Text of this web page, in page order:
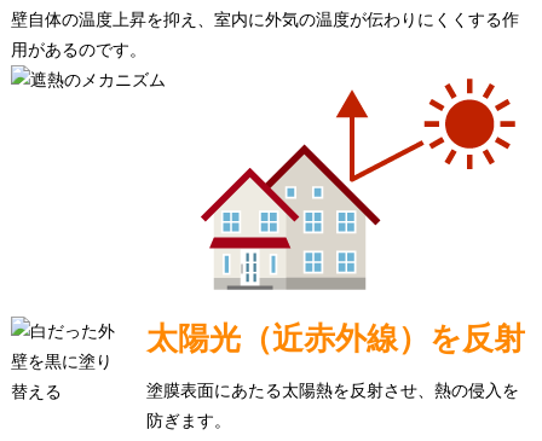
壁自体の温度上昇を抑え、室内に外気の温度が伝わりにくくする作
用があるのです。
太陽光（近赤外線）を反射
塗膜表面にあたる太陽熱を反射させ、熱の侵入を
防ぎます。